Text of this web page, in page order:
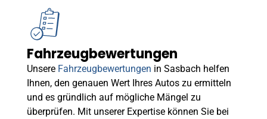
Fahrzeugbewertungen
Unsere Fahrzeugbewertungen in Sasbach helfen
Ihnen, den genauen Wert Ihres Autos zu ermitteln
und es gründlich auf mögliche Mängel zu
überprüfen. Mit unserer Expertise können Sie bei